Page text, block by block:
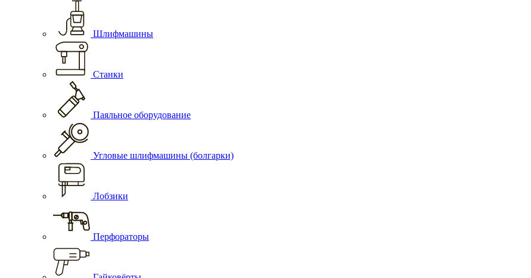
Шлифмашины
Станки
Паяльное оборудование
Угловые шлифмашины (болгарки)
Лобзики
Перфораторы